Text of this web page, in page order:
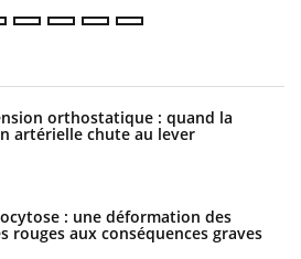
orthostatique : quand la
artérielle chute au lever
: une déformation des
rouges aux conséquences graves